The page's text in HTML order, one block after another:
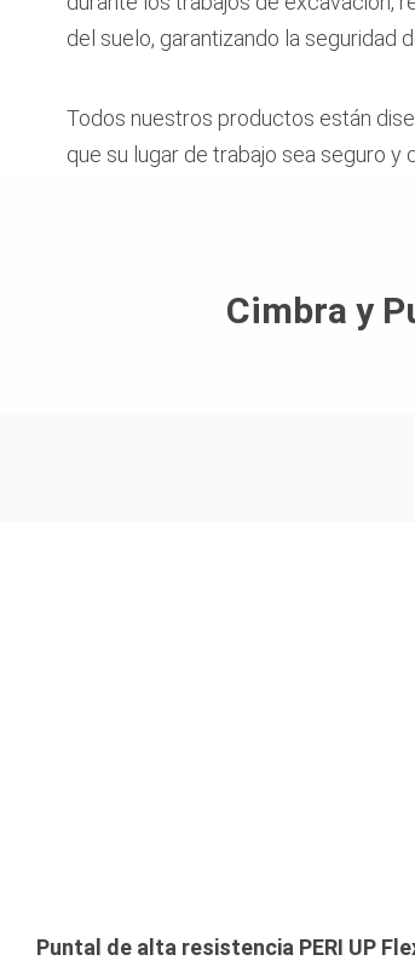
del suelo, garantizando la seguridad
Todos nuestros productos están
que su lugar de trabajo sea seguro y
Cimbra y
Puntal de alta resistencia PERI UP